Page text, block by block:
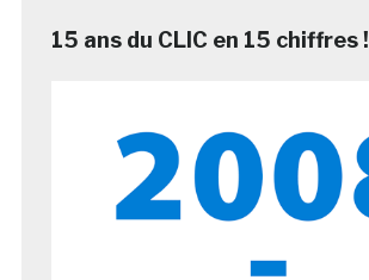
15 ans du CLIC en 15 chiffres !